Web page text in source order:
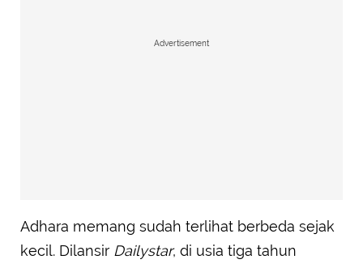
Advertisement
Adhara memang sudah terlihat berbeda sejak
kecil. Dilansir Dailystar, di usia tiga tahun